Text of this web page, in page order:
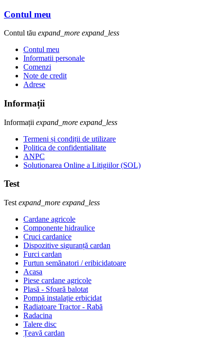
Contul meu
Contul tău expand_more expand_less
Contul meu
Informatii personale
Comenzi
Note de credit
Adrese
Informații
Informații expand_more expand_less
Termeni și condiții de utilizare
Politica de confidentialitate
ANPC
Solutionarea Online a Litigiilor (SOL)
Test
Test expand_more expand_less
Cardane agricole
Componente hidraulice
Cruci cardanice
Dispozitive siguranță cardan
Furci cardan
Furtun semănatori / eribicidatoare
Acasa
Piese cardane agricole
Plasă - Sfoară balotat
Pompă instalație erbicidat
Radiatoare Tractor - Rabă
Radacina
Talere disc
Țeavă cardan